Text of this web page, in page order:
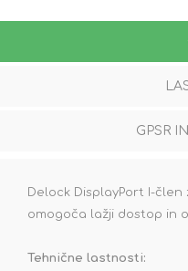
GPSR
Delock DisplayPort I-člen
omogoča lažji dostop in
Tehnične lastnosti: